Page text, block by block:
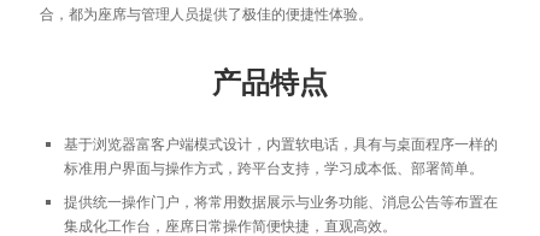
合，都为座席与管理人员提供了极佳的便捷性体验。
产品特点
基于浏览器富客户端模式设计，内置软电话，具有与桌面程序一样的
标准用户界面与操作方式，跨平台支持，学习成本低、部署简单。
提供统一操作门户，将常用数据展示与业务功能、消息公告等布置在
集成化工作台，座席日常操作简便快捷，直观高效。